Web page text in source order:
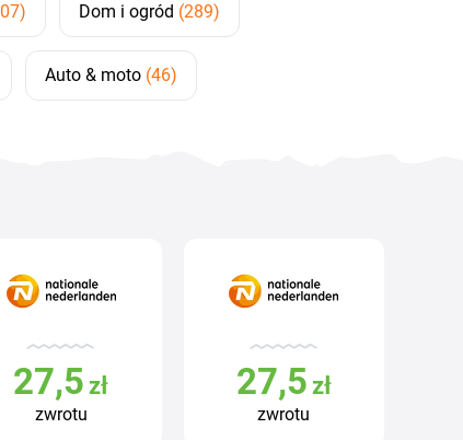
Dom i ogród (289)
Auto & moto (46)
27,5 zł
zwrotu
27,5 zł
zwrotu